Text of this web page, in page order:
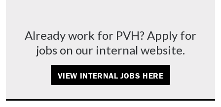
Already work for PVH? Apply for
jobs on our internal website.
VIEW INTERNAL JOBS HERE